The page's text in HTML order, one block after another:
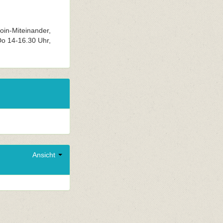
Miteinander,
14-16.30 Uhr,
Ansicht